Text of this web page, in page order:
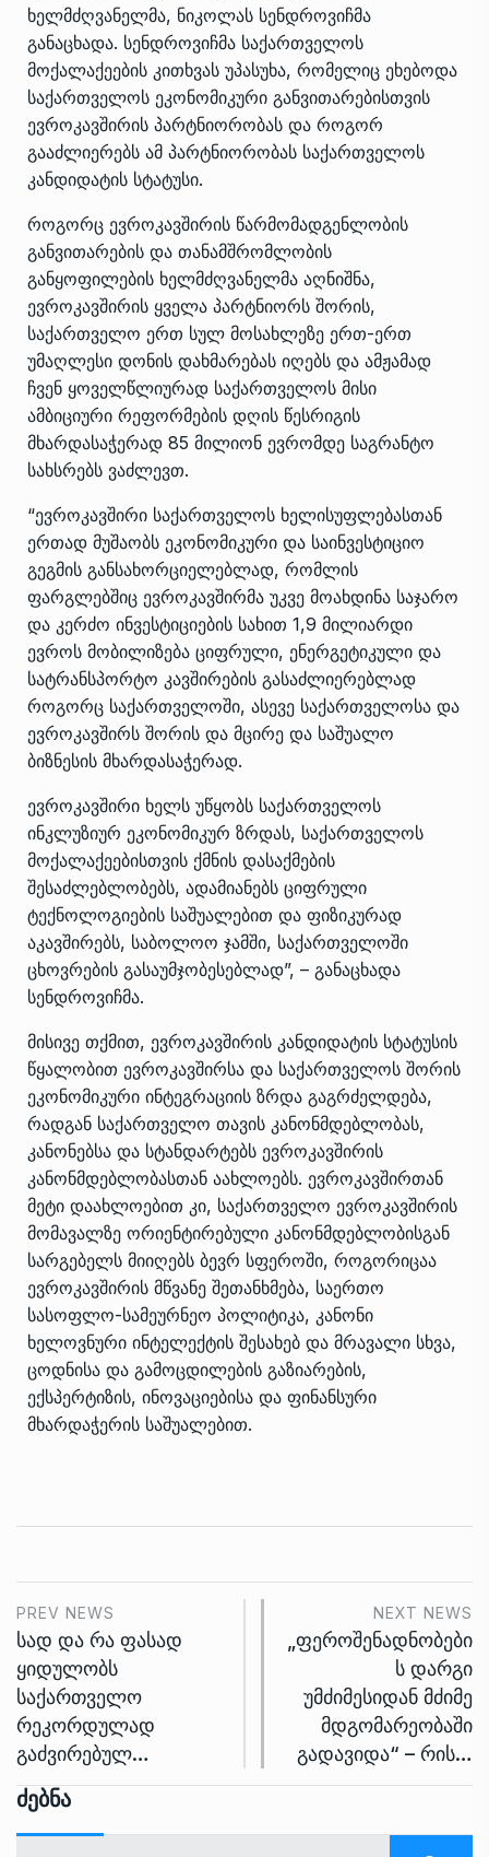
ხელმძღვანელმა, ნიკოლას სენდროვიჩმა
განაცხადა. სენდროვიჩმა საქართველოს
მოქალაქეების კითხვას უპასუხა, რომელიც ეხებოდა
საქართველოს ეკონომიკური განვითარებისთვის
ევროკავშირის პარტნიორობას და როგორ
გააძლიერებს ამ პარტნიორობას საქართველოს
კანდიდატის სტატუსი.
როგორც ევროკავშირის წარმომადგენლობის
განვითარების და თანამშრომლობის
განყოფილების ხელმძღვანელმა აღნიშნა,
ევროკავშირის ყველა პარტნიორს შორის,
საქართველო ერთ სულ მოსახლეზე ერთ-ერთ
უმაღლესი დონის დახმარებას იღებს და ამჟამად
ჩვენ ყოველწლიურად საქართველოს მისი
ამბიციური რეფორმების დღის წესრიგის
მხარდასაჭერად 85 მილიონ ევრომდე საგრანტო
სახსრებს ვაძლევთ.
“ევროკავშირი საქართველოს ხელისუფლებასთან
ერთად მუშაობს ეკონომიკური და საინვესტიციო
გეგმის განსახორციელებლად, რომლის
ფარგლებშიც ევროკავშირმა უკვე მოახდინა საჯარო
და კერძო ინვესტიციების სახით 1,9 მილიარდი
ევროს მობილიზება ციფრული, ენერგეტიკული და
სატრანსპორტო კავშირების გასაძლიერებლად
როგორც საქართველოში, ასევე საქართველოსა და
ევროკავშირს შორის და მცირე და საშუალო
ბიზნესის მხარდასაჭერად.
ევროკავშირი ხელს უწყობს საქართველოს
ინკლუზიურ ეკონომიკურ ზრდას, საქართველოს
მოქალაქეებისთვის ქმნის დასაქმების
შესაძლებლობებს, ადამიანებს ციფრული
ტექნოლოგიების საშუალებით და ფიზიკურად
აკავშირებს, საბოლოო ჯამში, საქართველოში
ცხოვრების გასაუმჯობესებლად”, – განაცხადა
სენდროვიჩმა.
მისივე თქმით, ევროკავშირის კანდიდატის სტატუსის
წყალობით ევროკავშირსა და საქართველოს შორის
ეკონომიკური ინტეგრაციის ზრდა გაგრძელდება,
რადგან საქართველო თავის კანონმდებლობას,
კანონებსა და სტანდარტებს ევროკავშირის
კანონმდებლობასთან აახლოებს. ევროკავშირთან
მეტი დაახლოებით კი, საქართველო ევროკავშირის
მომავალზე ორიენტირებული კანონმდებლობისგან
სარგებელს მიიღებს ბევრ სფეროში, როგორიცაა
ევროკავშირის მწვანე შეთანხმება, საერთო
სასოფლო-სამეურნეო პოლიტიკა, კანონი
ხელოვნური ინტელექტის შესახებ და მრავალი სხვა,
ცოდნისა და გამოცდილების გაზიარების,
ექსპერტიზის, ინოვაციებისა და ფინანსური
მხარდაჭერის საშუალებით.
PREV NEWS
სად და რა ფასად
ყიდულობს
საქართველო
რეკორდულად
გაძვირებულ…
NEXT NEWS
„ფეროშენადნობები
ს დარგი
უმძიმესიდან მძიმე
მდგომარეობაში
გადავიდა“ – რის…
Ძებნა